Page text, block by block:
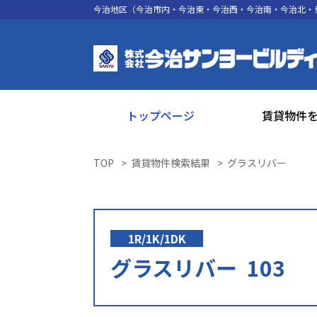
今治地区（今治市内・今治東・今治西・今治南・今治北
トップページ 賃貸物件
TOP 賃貸物件検索結果 グラスリバー
1R/1K/1DK
グラスリバー 103